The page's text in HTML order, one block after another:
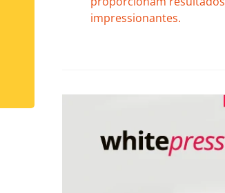
impressionantes.